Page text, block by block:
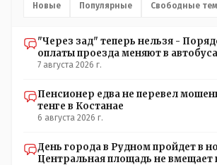
Новые Популярные Свободные
"Через зад" теперь нельзя -
оплаты проезда меняют в
7 августа 2026 г.
Пенсионер едва не перевел
тенге в Костанае
6 августа 2026 г.
День города в Рудном пройдет в
Центральная площадь не вмещает